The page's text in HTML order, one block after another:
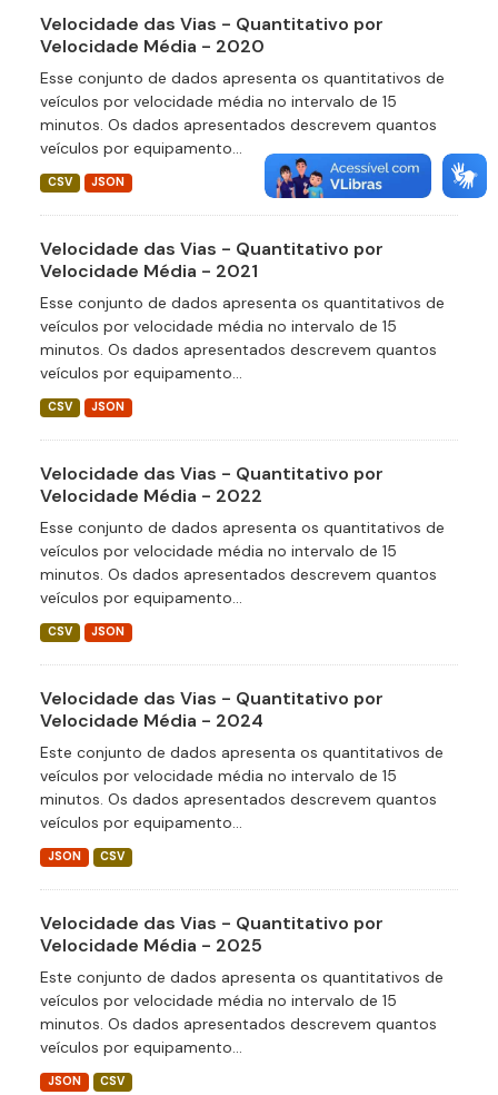
Velocidade das Vias - Quantitativo por
Velocidade Média - 2020
Esse conjunto de dados apresenta os quantitativos de
veículos por velocidade média no intervalo de 15
minutos. Os dados apresentados descrevem quantos
veículos por equipamento...
CSV JSON
Velocidade das Vias - Quantitativo por
Velocidade Média - 2021
Esse conjunto de dados apresenta os quantitativos de
veículos por velocidade média no intervalo de 15
minutos. Os dados apresentados descrevem quantos
veículos por equipamento...
CSV JSON
Velocidade das Vias - Quantitativo por
Velocidade Média - 2022
Esse conjunto de dados apresenta os quantitativos de
veículos por velocidade média no intervalo de 15
minutos. Os dados apresentados descrevem quantos
veículos por equipamento...
CSV JSON
Velocidade das Vias - Quantitativo por
Velocidade Média - 2024
Este conjunto de dados apresenta os quantitativos de
veículos por velocidade média no intervalo de 15
minutos. Os dados apresentados descrevem quantos
veículos por equipamento...
JSON CSV
Velocidade das Vias - Quantitativo por
Velocidade Média - 2025
Este conjunto de dados apresenta os quantitativos de
veículos por velocidade média no intervalo de 15
minutos. Os dados apresentados descrevem quantos
veículos por equipamento...
JSON CSV